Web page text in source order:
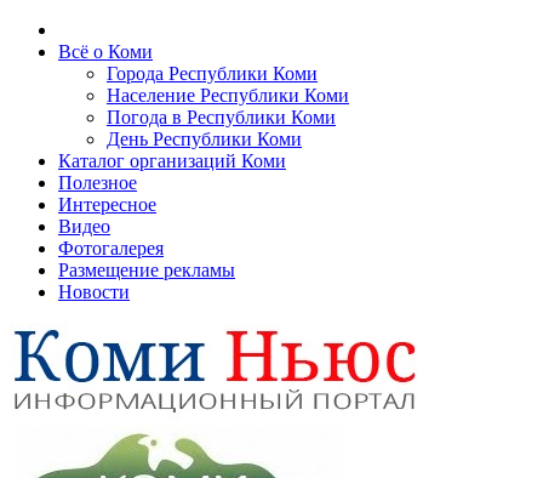
Всё о Коми
Города Республики Коми
Население Республики Коми
Погода в Республики Коми
День Республики Коми
Каталог организаций Коми
Полезное
Интересное
Видео
Фотогалерея
Размещение рекламы
Новости